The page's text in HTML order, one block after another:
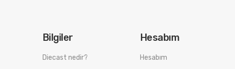
Bilgiler
Diecast nedir?
Hesabım
Hesabım